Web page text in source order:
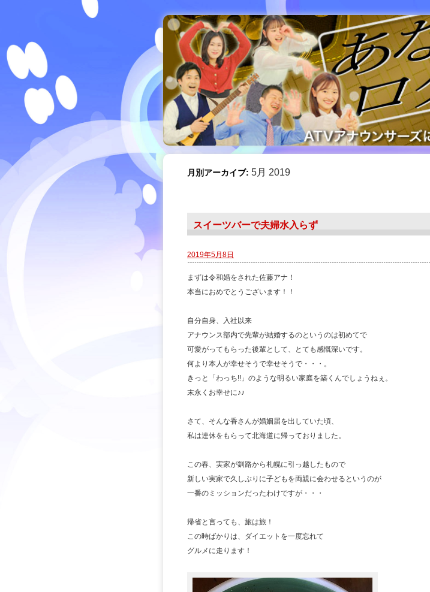
月別アーカイブ: 5月 2019
スイーツバーで夫婦水入らず
2019年5月8日
まずは令和婚をされた佐藤アナ！
本当におめでとうございます！！
自分自身、入社以来
アナウンス部内で先輩が結婚するのというのは初めてで
可愛がってもらった後輩として、とても感慨深いです。
何より本人が幸せそうで幸せそうで・・・。
きっと「わっち!!」のような明るい家庭を築くんでしょうねぇ。
末永くお幸せに♪♪
さて、そんな香さんが婚姻届を出していた頃、
私は連休をもらって北海道に帰っておりました。
この春、実家が釧路から札幌に引っ越したもので
新しい実家で久しぶりに子どもを両親に会わせるというのが
一番のミッションだったわけですが・・・
帰省と言っても、旅は旅！
この時ばかりは、ダイエットを一度忘れて
グルメに走ります！